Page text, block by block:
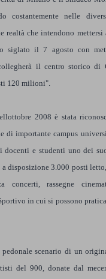
costantemente nelle
che intendono mettersi
siglato il 7 agosto con
il centro storico di
120 milioni".
2008 è stata
di importante campus
e studenti uno dei
disposizione 3.000 posti
rassegne
in cui si possono
scenario di un
del 900, donate dal